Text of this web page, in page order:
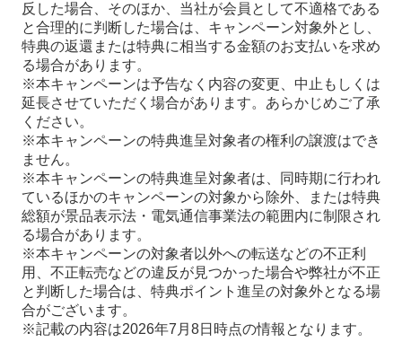
反した場合、そのほか、当社が会員として不適格である
と合理的に判断した場合は、キャンペーン対象外とし、
特典の返還または特典に相当する金額のお支払いを求め
る場合があります。
※本キャンペーンは予告なく内容の変更、中止もしくは
延長させていただく場合があります。あらかじめご了承
ください。
※本キャンペーンの特典進呈対象者の権利の譲渡はでき
ません。
※本キャンペーンの特典進呈対象者は、同時期に行われ
ているほかのキャンペーンの対象から除外、または特典
総額が景品表示法・電気通信事業法の範囲内に制限され
る場合があります。
※本キャンペーンの対象者以外への転送などの不正利
用、不正転売などの違反が見つかった場合や弊社が不正
と判断した場合は、特典ポイント進呈の対象外となる場
合がございます。
※記載の内容は2026年7月8日時点の情報となります。